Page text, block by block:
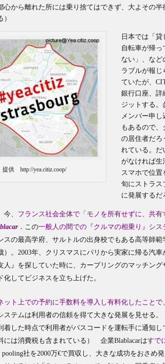
心から離れた所には乗り捨てはできず、大よその半
提供 http://yea.citiz.coop/
日本では「貸
自転車が帰っ
ない」、など
ラブルが報じ
ていたが、
銀行口座、詳
ジットする。
メンバー申
もあるので
の居住者だろ
れている。だ
がなければ生
スマホで位置
旬にストラス
に発展するだ
今、 フランス社会全体で「モノを所有せずに、共
．この一般人の間での『クルマの相乗り』シ
スの最高学府、サルトルの出身校でもある高等師
）。2003年、クリスマスにパリから実家に帰る汽
人』を探していた時に、カープリングのマッチン
化してビジネスを立ち上げた。
ット上での予約に手数料を導入し有料化したこと
ステムは利用者の信頼を得て大きな発展を見せる
着した時点で利用者がパスコードを運転手に通知
には消費税も含まれている） 企業Blablacarはすで
pooling社を2000万€で買収し、大きな成功をおさめ